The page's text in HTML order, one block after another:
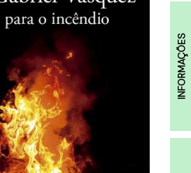
INFORMAÇÕES